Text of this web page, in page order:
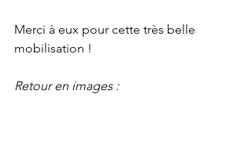
Merci à eux pour cette très belle
mobilisation !
Retour en images :